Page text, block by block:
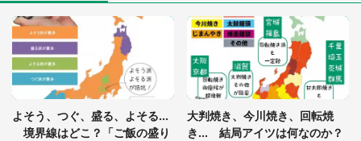
「ゾワゾワする」「本当に気持ち悪い」 道端でバ
グっちゃってた〝野生の野菜〟に6.5万人戦慄
「閉所恐怖症の私は新幹線で大パニック。隣席の青
年に『手を繋いで』とお願いしたら...」 体験談に
8万人感動
よそう、つぐ、盛る、よそる...
境界線はどこ？「ご飯の盛り
大判焼き、今川焼き、回転焼
き... 結局アイツは何なのか？